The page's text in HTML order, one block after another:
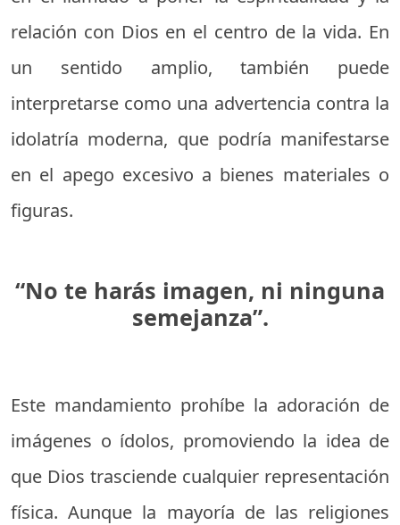
relación con Dios en el centro de la vida. En
un sentido amplio, también puede
interpretarse como una advertencia contra la
idolatría moderna, que podría manifestarse
en el apego excesivo a bienes materiales o
figuras.
“No te harás imagen, ni ninguna
semejanza”.
Este mandamiento prohíbe la adoración de
imágenes o ídolos, promoviendo la idea de
que Dios trasciende cualquier representación
física. Aunque la mayoría de las religiones